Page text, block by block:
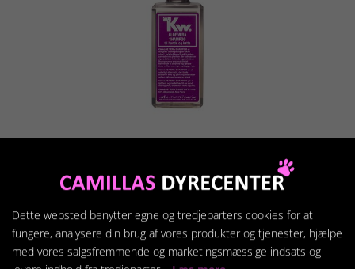
Til hunde og katte.
Vis produkt
Dette websted benytter egne og tredjeparters cookies for at
fungere, analysere din brug af vores produkter og tjenester, hjælpe
med vores salgsfremmende og marketingsmæssige indsats og